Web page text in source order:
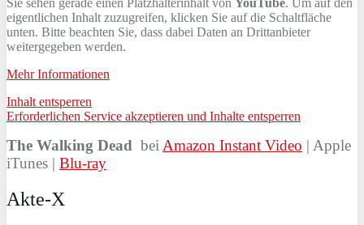
eigentlichen Inhalt zuzugreifen, klicken Sie auf die Schaltfläche
unten. Bitte beachten Sie, dass dabei Daten an Drittanbieter
weitergegeben werden.
Mehr Informationen
Inhalt entsperren
Erforderlichen Service akzeptieren und Inhalte entsperren
The Walking Dead bei Amazon Instant Video | Apple
iTunes | Blu-ray
Akte-X